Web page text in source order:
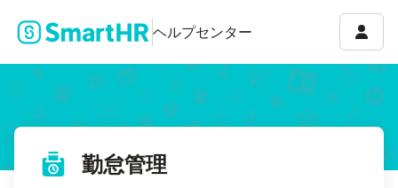
ヘルプセンター アカ
勤怠管理